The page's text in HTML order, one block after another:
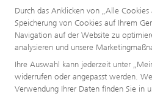
Durch das Anklicken von „Alle
Speicherung von Cookies auf Ihrem
Navigation auf der Website zu
analysieren und unsere
Ihre Auswahl kann jederzeit unter
widerrufen oder angepasst werden.
Verwendung Ihrer Daten finden Sie in